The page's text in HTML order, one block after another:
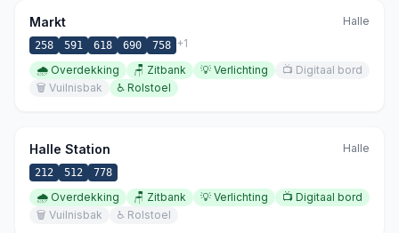
Markt Halle
258 591 618 690 758 +1
🌧️ Overdekking 🪑 Zitbank 💡 Verlichting 📺 Digitaal bord
🗑️ Vuilnisbak ♿ Rolstoel
Halle Station Halle
212 512 778
🌧️ Overdekking 🪑 Zitbank 💡 Verlichting 📺 Digitaal bord
🗑️ Vuilnisbak ♿ Rolstoel